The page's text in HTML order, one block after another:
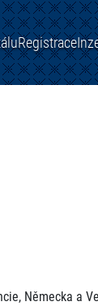
Registrace
Německa a